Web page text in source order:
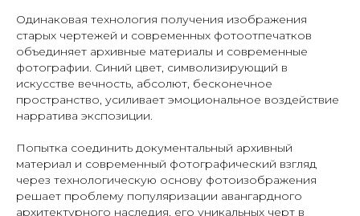
Одинаковая технология получения изображения
старых чертежей и современных фотоотпечатков
объединяет архивные материалы и современные
фотографии. Синий цвет, символизирующий в
искусстве вечность, абсолют, бесконечное
пространство, усиливает эмоциональное воздействие
нарратива экспозиции.
Попытка соединить документальный архивный
материал и современный фотографический взгляд
через технологическую основу фотоизображения
решает проблему популяризации авангардного
архитектурного наследия, его уникальных черт в